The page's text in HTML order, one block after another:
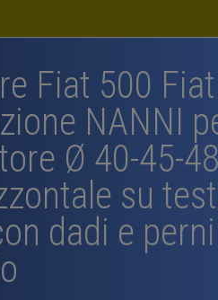
Fiat 500
NANNI
Ø 40-45-48
su
dadi e